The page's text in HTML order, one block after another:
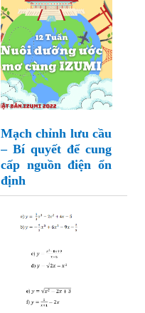
Mạch chỉnh lưu cầu
– Bí quyết để cung
cấp nguồn điện ổn
định